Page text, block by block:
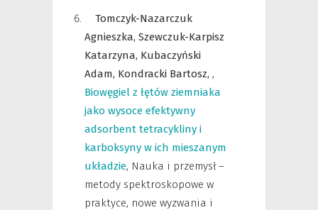
Tomczyk-Nazarczuk
Agnieszka, Szewczuk-Karpisz
Katarzyna, Kubaczyński
Adam, Kondracki Bartosz, ,
Biowęgiel z łętów ziemniaka
jako wysoce efektywny
adsorbent tetracykliny i
karboksyny w ich mieszanym
układzie, Nauka i przemysł –
metody spektroskopowe w
praktyce, nowe wyzwania i